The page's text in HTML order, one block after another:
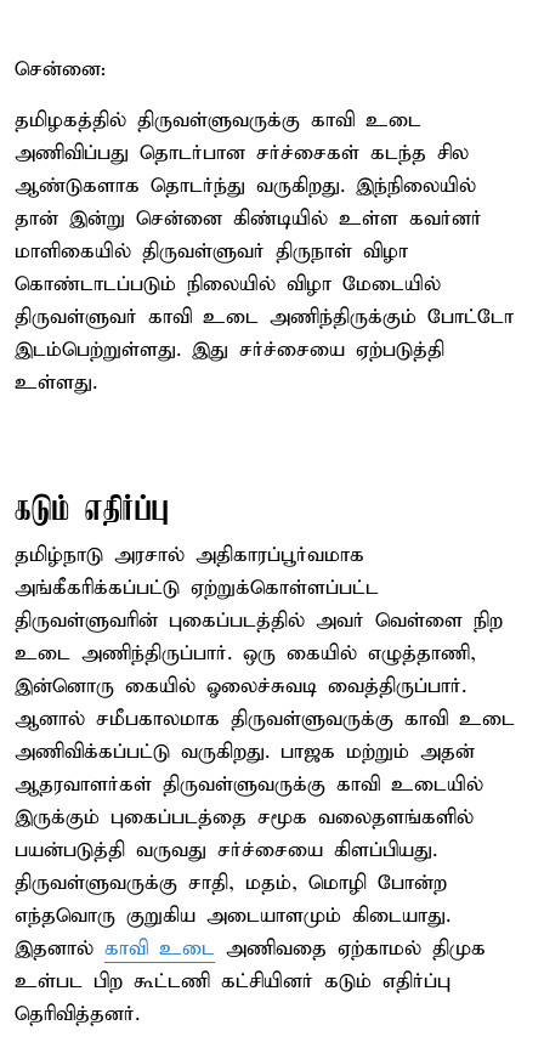
சென்னை:
தமிழகத்தில் திருவள்ளுவருக்கு காவி உடை
அணிவிப்பது தொடர்பான சர்ச்சைகள் கடந்த சில
ஆண்டுகளாக தொடர்ந்து வருகிறது. இந்நிலையில்
தான் இன்று சென்னை கிண்டியில் உள்ள கவர்னர்
மாளிகையில் திருவள்ளுவர் திருநாள் விழா
கொண்டாடப்படும் நிலையில் விழா மேடையில்
திருவள்ளுவர் காவி உடை அணிந்திருக்கும் போட்டோ
இடம்பெற்றுள்ளது. இது சர்ச்சையை ஏற்படுத்தி
உள்ளது.
கடும் எதிர்ப்பு
தமிழ்நாடு அரசால் அதிகாரப்பூர்வமாக
அங்கீகரிக்கப்பட்டு ஏற்றுக்கொள்ளப்பட்ட
திருவள்ளுவரின் புகைப்படத்தில் அவர் வெள்ளை நிற
உடை அணிந்திருப்பார். ஒரு கையில் எழுத்தாணி,
இன்னொரு கையில் ஓலைச்சுவடி வைத்திருப்பார்.
ஆனால் சமீபகாலமாக திருவள்ளுவருக்கு காவி உடை
அணிவிக்கப்பட்டு வருகிறது. பாஜக மற்றும் அதன்
ஆதரவாளர்கள் திருவள்ளுவருக்கு காவி உடையில்
இருக்கும் புகைப்படத்தை சமூக வலைதளங்களில்
பயன்படுத்தி வருவது சர்ச்சையை கிளப்பியது.
திருவள்ளுவருக்கு சாதி, மதம், மொழி போன்ற
எந்தவொரு குறுகிய அடையாளமும் கிடையாது.
இதனால் காவி உடை அணிவதை ஏற்காமல் திமுக
உள்பட பிற கூட்டணி கட்சியினர் கடும் எதிர்ப்பு
தெரிவித்தனர்.